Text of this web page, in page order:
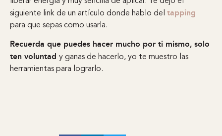
siguiente link de un artículo donde hablo del tapping
para que sepas como usarla.
Recuerda que puedes hacer mucho por ti mismo, solo
ten voluntad y ganas de hacerlo, yo te muestro las
herramientas para lograrlo.